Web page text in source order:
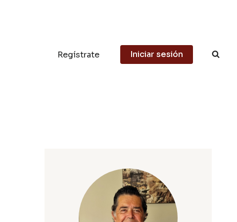
Regístrate Iniciar sesión